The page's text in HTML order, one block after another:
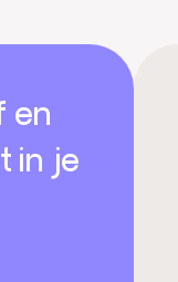
en
in je